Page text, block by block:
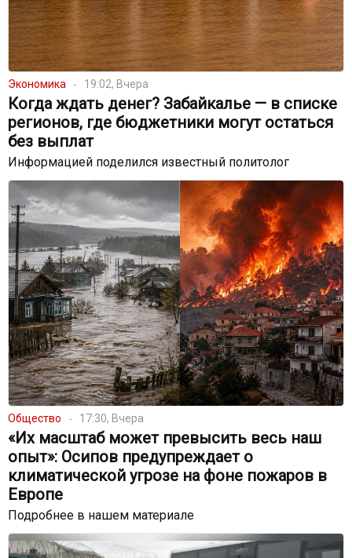
Экономика 19:02, Вчера
Когда ждать денег? Забайкалье — в списке
регионов, где бюджетники могут остаться
без выплат
Информацией поделился известный политолог
Общество 17:30, Вчера
«Их масштаб может превысить весь наш
опыт»: Осипов предупреждает о
климатической угрозе на фоне пожаров в
Европе
Подробнее в нашем материале